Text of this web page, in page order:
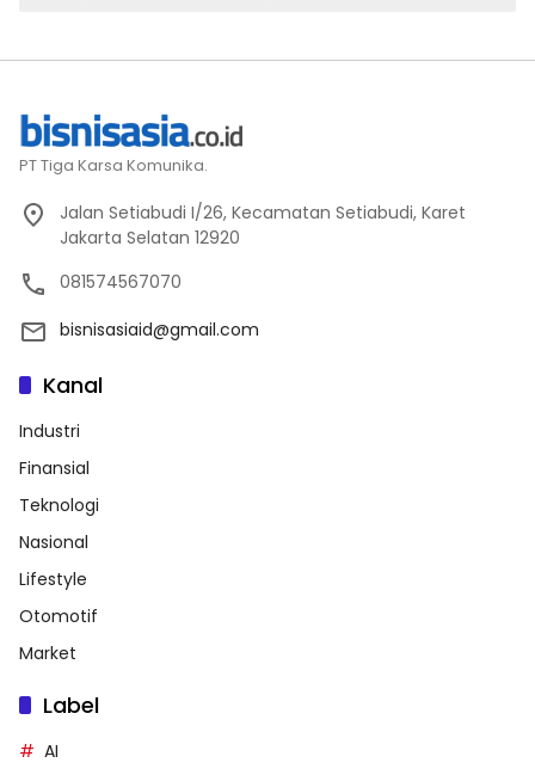
PT Tiga Karsa Komunika.
Jalan Setiabudi I/26, Kecamatan Setiabudi, Karet
Jakarta Selatan 12920
081574567070
bisnisasiaid@gmail.com
Kanal
Industri
Finansial
Teknologi
Nasional
Lifestyle
Otomotif
Market
Label
AI